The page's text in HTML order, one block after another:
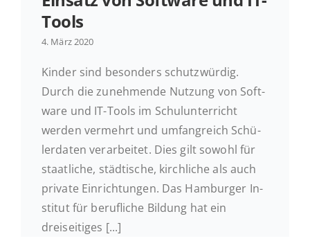
Kontakt
Tools
4. März 2020
Kinder sind be­son­ders schutz­wür­dig.
Durch die zu­neh­men­de Nutzung von Soft­
ware und IT-Tools im Schul­un­ter­richt
werden ver­mehrt und um­fang­reich Schü­
ler­da­ten ver­ar­bei­tet. Dies gilt sowohl für
staat­li­che, städ­ti­sche, kirch­li­che als auch
private Ein­rich­tun­gen. Das Ham­bur­ger In­
sti­tut für be­ruf­li­che Bildung hat ein
dreiseitiges [...]